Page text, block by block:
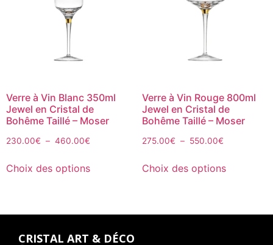
Verre à Vin Blanc 350ml
Jewel en Cristal de
Bohême Taillé – Moser
230.00€ – 460.00€
Choix des options
Verre à Vin Rouge 800ml
Jewel en Cristal de
Bohême Taillé – Moser
275.00€ – 550.00€
Choix des options
CRISTAL ART & DÉCO